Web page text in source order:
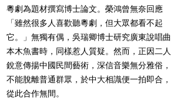
粵劇為題材撰寫博士論文。榮鴻曾無奈回應
「雖然很多人喜歡聽粵劇，但大眾都看不起
它。」無獨有偶，吳瑞卿博士研究廣東說唱曲
本木魚書時，同樣惹人質疑。然而，正因二人
銳意傳揚中國民間藝術，深信音樂無分雅俗，
不能脫離普通群眾，於中大相識便一拍即合，
從此合作無間。